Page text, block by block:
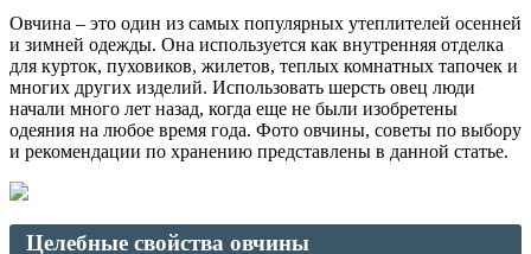
Овчина – это один из самых популярных утеплителей осенней
и зимней одежды. Она используется как внутренняя отделка
для курток, пуховиков, жилетов, теплых комнатных тапочек и
многих других изделий. Использовать шерсть овец люди
начали много лет назад, когда еще не были изобретены
одеяния на любое время года. Фото овчины, советы по выбору
и рекомендации по хранению представлены в данной статье.
Целебные свойства овчины